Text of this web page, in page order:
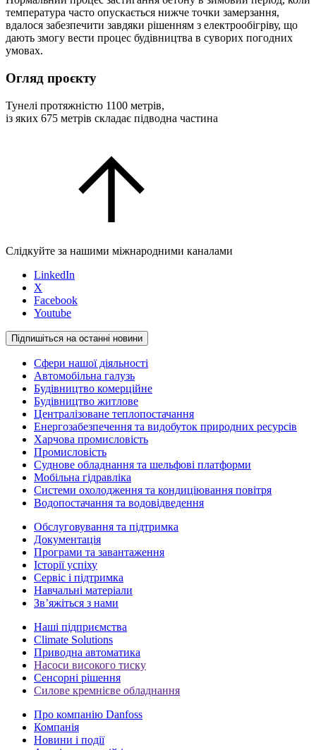
температура часто опускається нижче точки замерзання,
вдалося забезпечити завдяки рішенням з електрообігріву, що
дають змогу вести процес будівництва в суворих погодних
умовах.
Огляд проєкту
Тунелі протяжністю 1100 метрів,
із яких 675 метрів складає підводна частина
Слідкуйте за нашими міжнародними каналами
LinkedIn
X
Facebook
Youtube
Підпишіться на останні новини
Сфери нашої діяльності
Автомобільна галузь
Будівництво комерційне
Будівництво житлове
Централізоване теплопостачання
Енергозабезпечення та видобуток природних ресурсів
Харчова промисловість
Промисловість
Суднове обладнання та шельфові платформи
Мобільна гідравліка
Системи охолодження та кондиціювання повітря
Водопостачання та водовідведення
Обслуговування та підтримка
Документація
Програми та завантаження
Історії успіху
Сервіс і підтримка
Навчальні матеріали
Зв’яжіться з нами
Наші підприємства
Climate Solutions
Приводна автоматика
Насоси високого тиску
Сенсорні рішення
Силове кремнієве обладнання
Про компанію Danfoss
Компанія
Новини і події